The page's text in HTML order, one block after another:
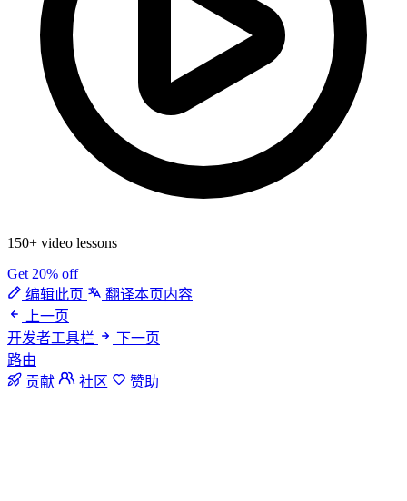
150+ video lessons
Get 20% off
编辑此页
翻译本页内容
上一页
开发者工具栏
下一页
路由
贡献
社区 赞助